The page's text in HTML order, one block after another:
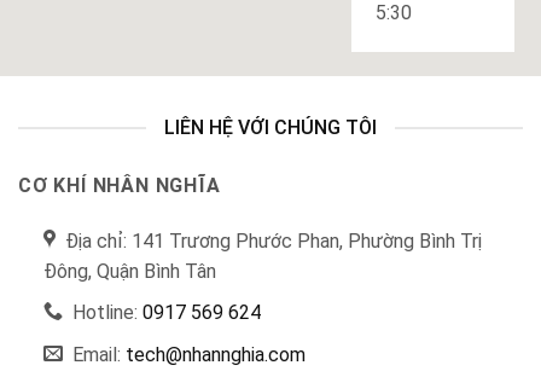
5:30
LIÊN HỆ VỚI CHÚNG TÔI
CƠ KHÍ NHÂN NGHĨA
Địa chỉ: 141 Trương Phước Phan, Phường Bình Trị
Đông, Quận Bình Tân
Hotline: 0917 569 624
Email: tech@nhannghia.com